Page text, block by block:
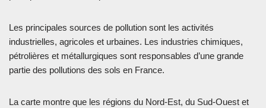
Les principales sources de pollution sont les activités
industrielles, agricoles et urbaines. Les industries chimiques,
pétrolières et métallurgiques sont responsables d’une grande
partie des pollutions des sols en France.
La carte montre que les régions du Nord-Est, du Sud-Ouest et